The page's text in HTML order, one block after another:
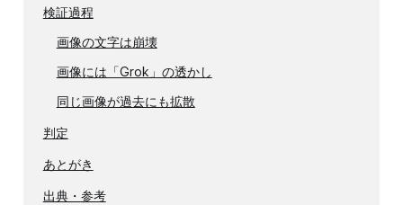
検証過程
画像の文字は崩壊
画像には「Grok」の透かし
同じ画像が過去にも拡散
判定
あとがき
出典・参考